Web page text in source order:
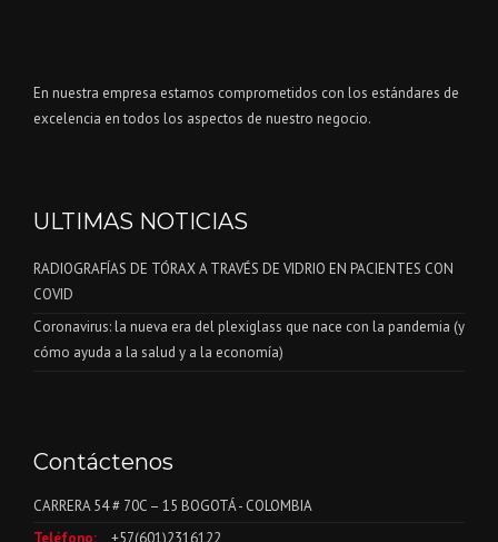
En nuestra empresa estamos comprometidos con los estándares de
excelencia en todos los aspectos de nuestro negocio.
ULTIMAS NOTICIAS
RADIOGRAFÍAS DE TÓRAX A TRAVÉS DE VIDRIO EN PACIENTES CON
COVID
Coronavirus: la nueva era del plexiglass que nace con la pandemia (y
cómo ayuda a la salud y a la economía)
Contáctenos
CARRERA 54 # 70C – 15 BOGOTÁ - COLOMBIA
Teléfono:
+57(601)2316122